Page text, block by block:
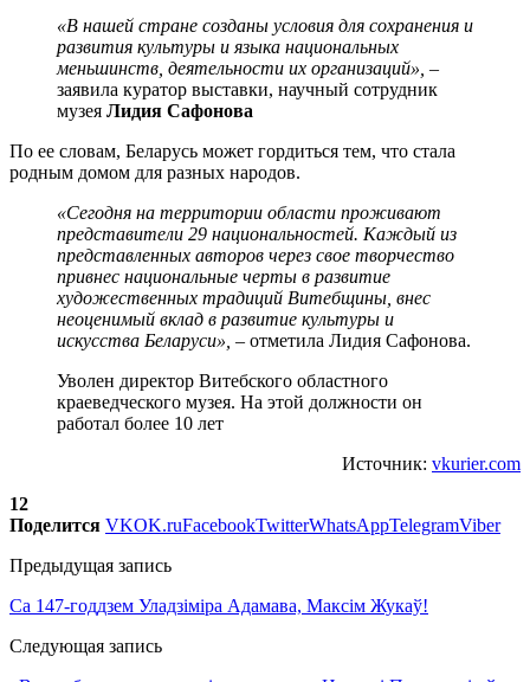
«В нашей стране созданы условия для сохранения и
развития культуры и языка национальных
меньшинств, деятельности их организаций», –
заявила куратор выставки, научный сотрудник
музея Лидия Сафонова
По ее словам, Беларусь может гордиться тем, что стала
родным домом для разных народов.
«Сегодня на территории области проживают
представители 29 национальностей. Каждый из
представленных авторов через свое творчество
привнес национальные черты в развитие
художественных традиций Витебщины, внес
неоценимый вклад в развитие культуры и
искусства Беларуси», – отметила Лидия Сафонова.
Уволен директор Витебского областного
краеведческого музея. На этой должности он
работал более 10 лет
Источник: vkurier.com
12
Поделится VKOK.ruFacebookTwitterWhatsAppTelegramViber
Предыдущая запись
Са 147-годдзем Уладзіміра Адамава, Максім Жукаў!
Следующая запись